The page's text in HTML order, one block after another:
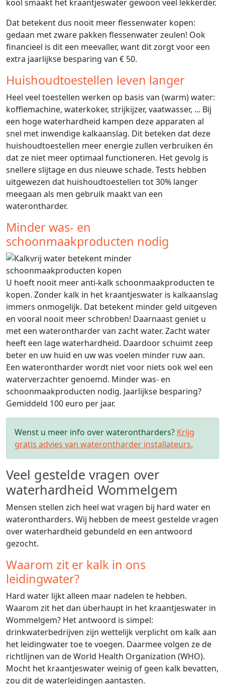
kool smaakt het kraantjeswater gewoon veel lekkerder.
Dat betekent dus nooit meer flessenwater kopen:
gedaan met zware pakken flessenwater zeulen! Ook
financieel is dit een meevaller, want dit zorgt voor een
extra jaarlijkse besparing van € 50.
Huishoudtoestellen leven langer
Heel veel toestellen werken op basis van (warm) water:
koffiemachine, waterkoker, strijkijzer, vaatwasser, ... Bij
een hoge waterhardheid kampen deze apparaten al
snel met inwendige kalkaanslag. Dit beteken dat deze
huishoudtoestellen meer energie zullen verbruiken én
dat ze niet meer optimaal functioneren. Het gevolg is
snellere slijtage en dus nieuwe schade. Tests hebben
uitgewezen dat huishoudtoestellen tot 30% langer
meegaan als men gebruik maakt van een
waterontharder.
Minder was- en
schoonmaakproducten nodig
U hoeft nooit meer anti-kalk schoonmaakproducten te
kopen. Zonder kalk in het kraantjeswater is kalkaanslag
immers onmogelijk. Dat betekent minder geld uitgeven
en vooral nooit meer schrobben! Daarnaast geniet u
met een waterontharder van zacht water. Zacht water
heeft een lage waterhardheid. Daardoor schuimt zeep
beter en uw huid en uw was voelen minder ruw aan.
Een waterontharder wordt niet voor niets ook wel een
waterverzachter genoemd. Minder was- en
schoonmaakproducten nodig. Jaarlijkse besparing?
Gemiddeld 100 euro per jaar.
Wenst u meer info over waterontharders? Krijg
gratis advies van waterontharder installateurs.
Veel gestelde vragen over
waterhardheid Wommelgem
Mensen stellen zich heel wat vragen bij hard water en
waterontharders. Wij hebben de meest gestelde vragen
over waterhardheid gebundeld en een antwoord
gezocht.
Waarom zit er kalk in ons
leidingwater?
Hard water lijkt alleen maar nadelen te hebben.
Waarom zit het dan überhaupt in het kraantjeswater in
Wommelgem? Het antwoord is simpel:
drinkwaterbedrijven zijn wettelijk verplicht om kalk aan
het leidingwater toe te voegen. Daarmee volgen ze de
richtlijnen van de World Health Organization (WHO).
Mocht het kraantjeswater weinig of geen kalk bevatten,
zou dit de waterleidingen aantasten.